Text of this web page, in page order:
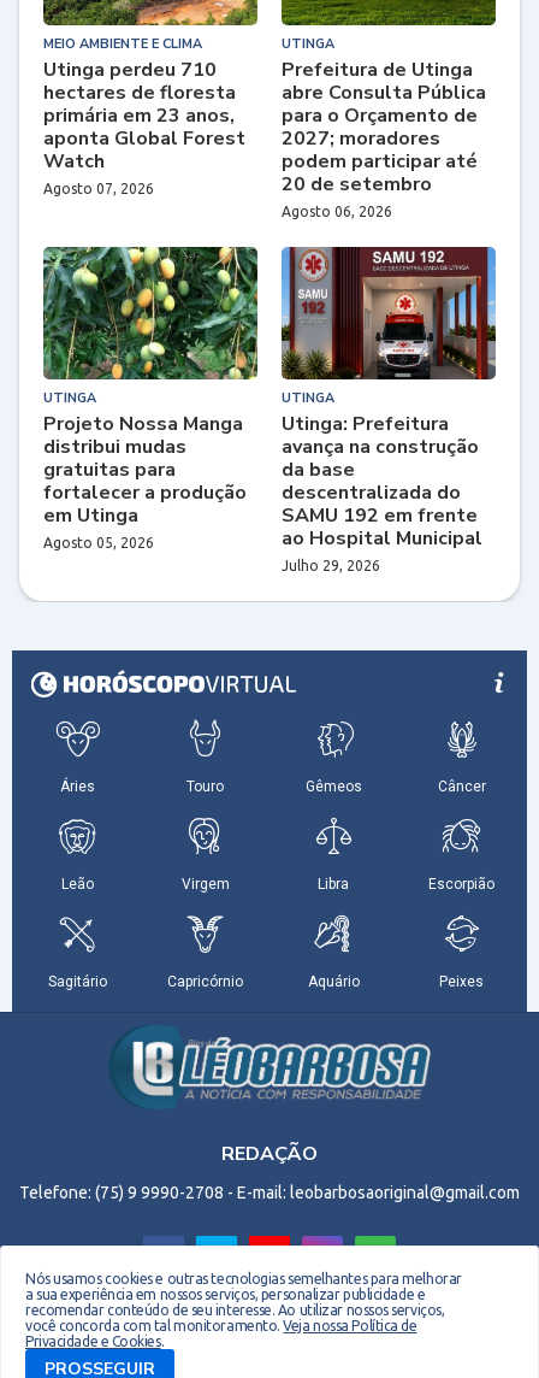
MEIO AMBIENTE E CLIMA
Utinga perdeu 710
hectares de floresta
primária em 23 anos,
aponta Global Forest
Watch
Agosto 07, 2026
UTINGA
Prefeitura de Utinga
abre Consulta Pública
para o Orçamento de
2027; moradores
podem participar até
20 de setembro
Agosto 06, 2026
UTINGA
Projeto Nossa Manga
distribui mudas
gratuitas para
fortalecer a produção
em Utinga
Agosto 05, 2026
UTINGA
Utinga: Prefeitura
avança na construção
da base
descentralizada do
SAMU 192 em frente
ao Hospital Municipal
Julho 29, 2026
REDAÇÃO
Telefone: (75) 9 9990-2708 - E-mail: leobarbosaoriginal@gmail.com
Copyright © 2026 EM Webdesign. Todos os direitos reservados. Desenvolvido por -
Everton Meneses
Nós usamos cookies e outras tecnologias semelhantes para melhorar
a sua experiência em nossos serviços, personalizar publicidade e
recomendar conteúdo de seu interesse. Ao utilizar nossos serviços,
você concorda com tal monitoramento.Veja nossa Política de
Privacidade e Cookies.
PROSSEGUIR